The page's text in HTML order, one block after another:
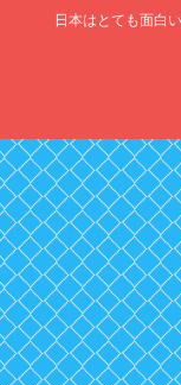
日本はとても面白